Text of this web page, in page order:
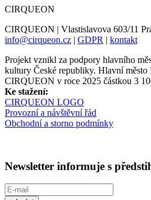
CIRQUEON
CIRQUEON | Vlastislavova 603/11
info@cirqueon.cz | GDPR | kontakt
Projekt vznikl za podpory hlavního
kultury České republiky. Hlavní město
CIRQUEON v roce 2025 částkou 3
Ke stažení:
CIRQUEON LOGO
Provozní a návštěvní řád
Obchodní a storno podmínky
Newsletter informuje s